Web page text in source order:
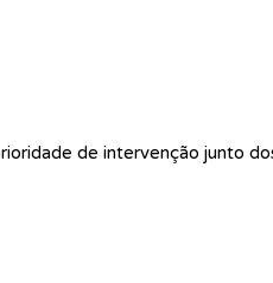
de intervenção junto